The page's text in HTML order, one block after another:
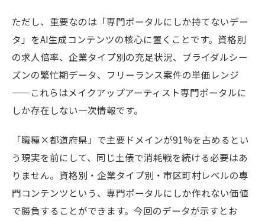
ただし、重要なのは「専門ポータルにしか持てないデー
タ」をAI生成コンテンツの核心に置くことです。資格別
の求人倍率、企業タイプ別の充足状況、ブライダルシー
ズンの繁忙期データ、フリーランス案件の単価レンジ
——これらはメイクアップアーティスト専門ポータルに
しか存在しない一次情報です。
「職種×都道府県」で主要ドメインが91%を占めるとい
う現実を前にして、同じ土俵で消耗戦を続ける必要はあ
りません。資格別・企業タイプ別・市区町村レベルの専
門コンテンツという、専門ポータルにしか作れない価値
で勝負することができます。今回のデータが示すとお